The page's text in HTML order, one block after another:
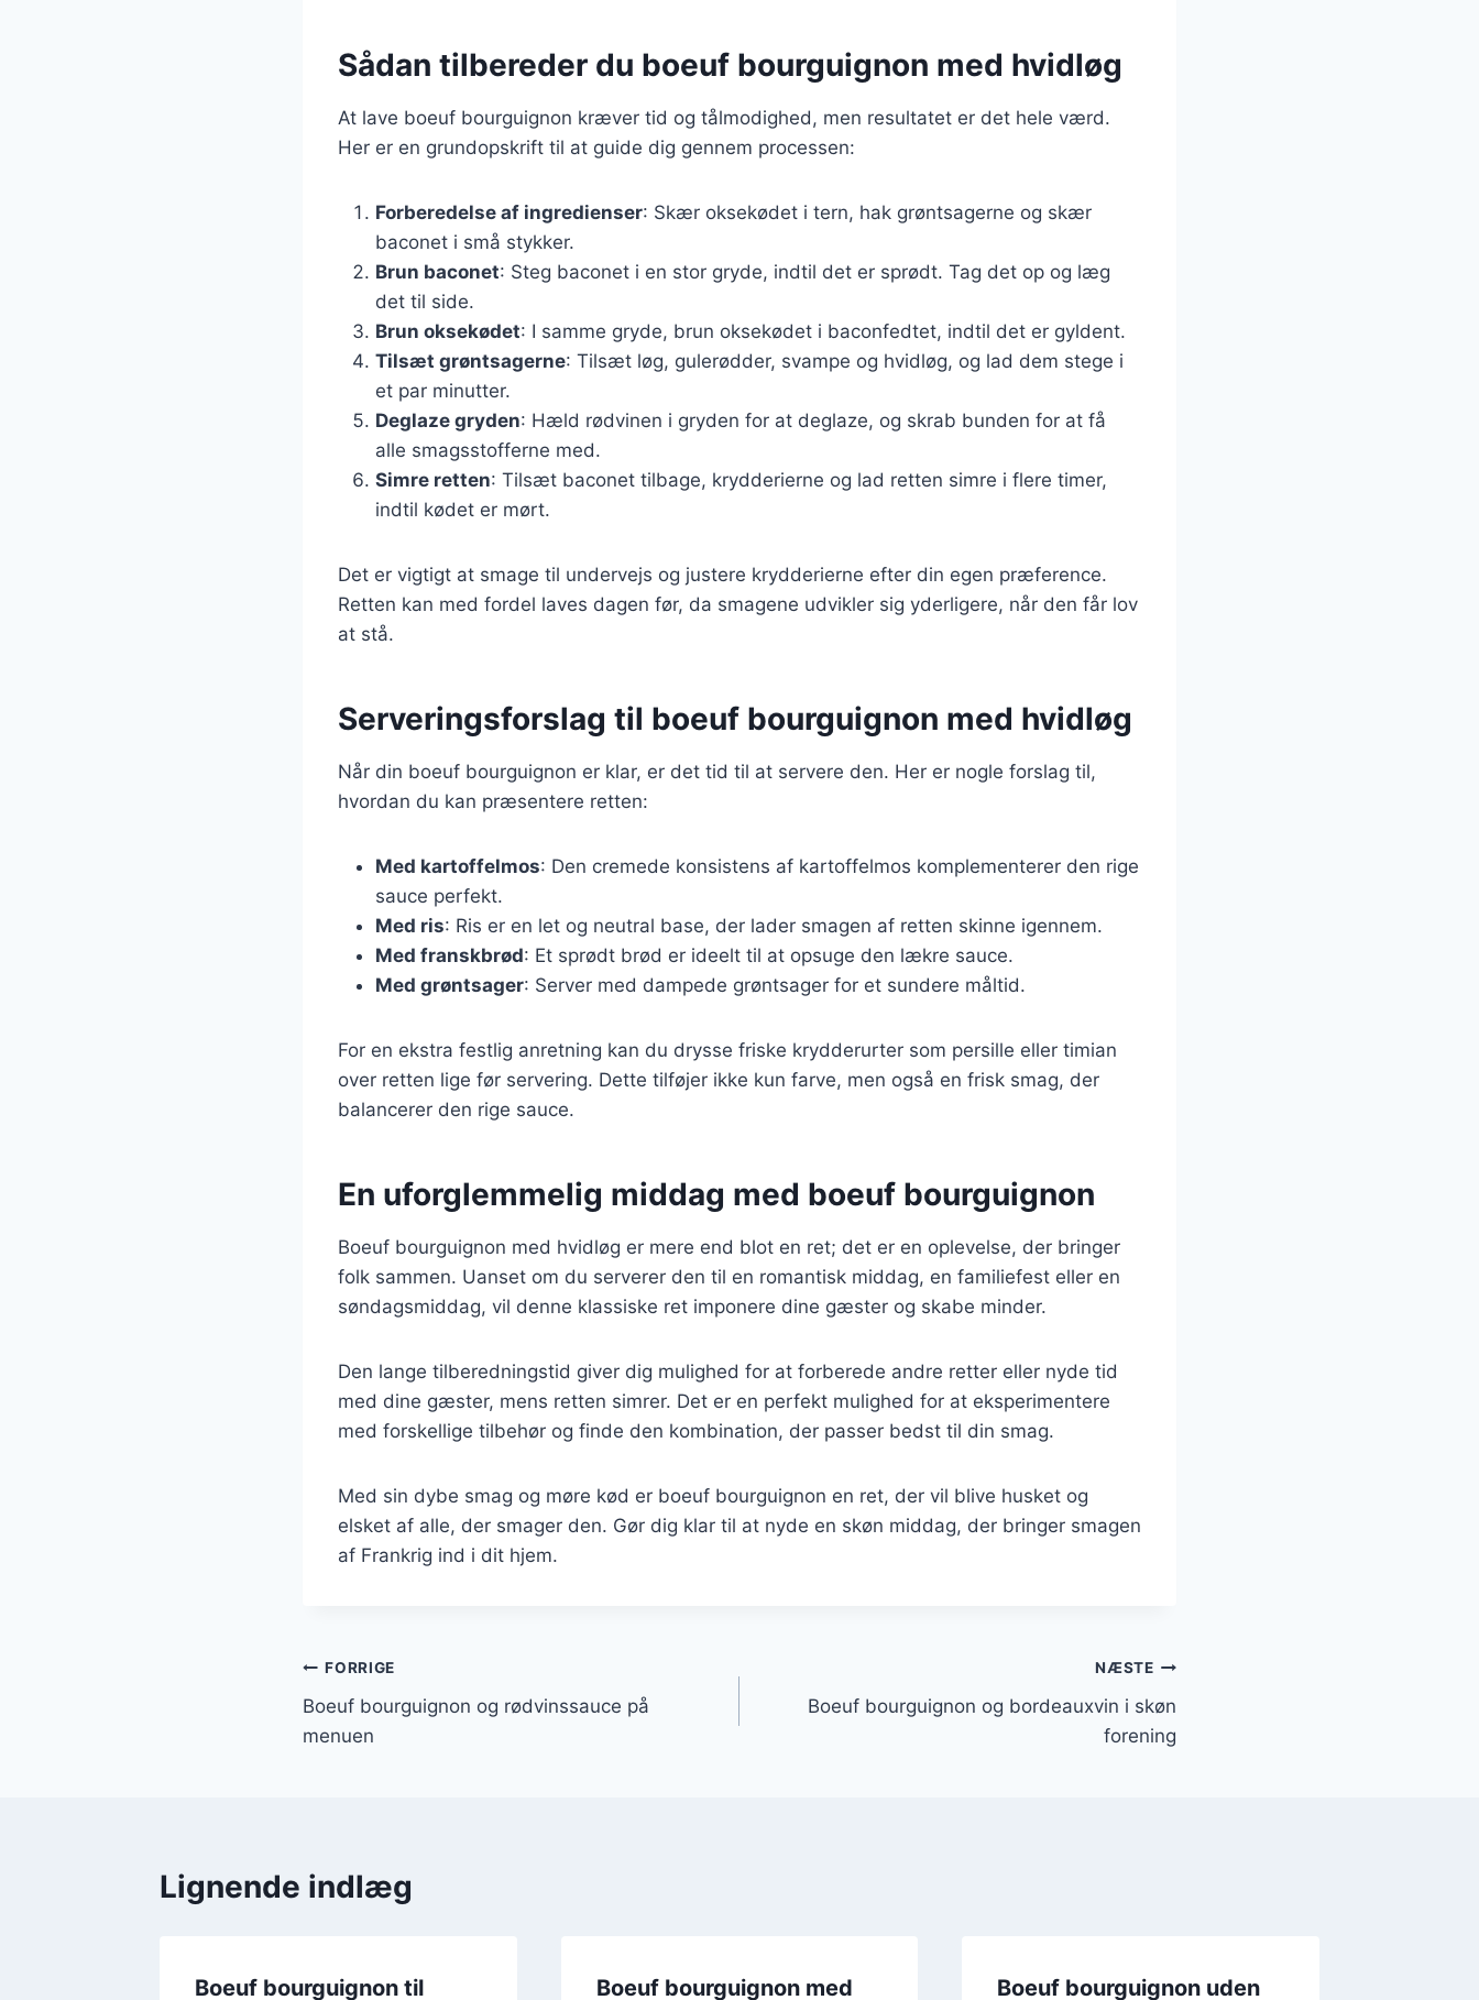
Sådan tilbereder du boeuf bourguignon med hvidløg
At lave boeuf bourguignon kræver tid og tålmodighed, men resultatet er det hele værd.
Her er en grundopskrift til at guide dig gennem processen:
Forberedelse af ingredienser: Skær oksekødet i tern, hak grøntsagerne og skær
baconet i små stykker.
Brun baconet: Steg baconet i en stor gryde, indtil det er sprødt. Tag det op og læg
det til side.
Brun oksekødet: I samme gryde, brun oksekødet i baconfedtet, indtil det er gyldent.
Tilsæt grøntsagerne: Tilsæt løg, gulerødder, svampe og hvidløg, og lad dem stege i
et par minutter.
Deglaze gryden: Hæld rødvinen i gryden for at deglaze, og skrab bunden for at få
alle smagsstofferne med.
Simre retten: Tilsæt baconet tilbage, krydderierne og lad retten simre i flere timer,
indtil kødet er mørt.
Det er vigtigt at smage til undervejs og justere krydderierne efter din egen præference.
Retten kan med fordel laves dagen før, da smagene udvikler sig yderligere, når den får lov
at stå.
Serveringsforslag til boeuf bourguignon med hvidløg
Når din boeuf bourguignon er klar, er det tid til at servere den. Her er nogle forslag til,
hvordan du kan præsentere retten:
Med kartoffelmos: Den cremede konsistens af kartoffelmos komplementerer den rige
sauce perfekt.
Med ris: Ris er en let og neutral base, der lader smagen af retten skinne igennem.
Med franskbrød: Et sprødt brød er ideelt til at opsuge den lækre sauce.
Med grøntsager: Server med dampede grøntsager for et sundere måltid.
For en ekstra festlig anretning kan du drysse friske krydderurter som persille eller timian
over retten lige før servering. Dette tilføjer ikke kun farve, men også en frisk smag, der
balancerer den rige sauce.
En uforglemmelig middag med boeuf bourguignon
Boeuf bourguignon med hvidløg er mere end blot en ret; det er en oplevelse, der bringer
folk sammen. Uanset om du serverer den til en romantisk middag, en familiefest eller en
søndagsmiddag, vil denne klassiske ret imponere dine gæster og skabe minder.
Den lange tilberedningstid giver dig mulighed for at forberede andre retter eller nyde tid
med dine gæster, mens retten simrer. Det er en perfekt mulighed for at eksperimentere
med forskellige tilbehør og finde den kombination, der passer bedst til din smag.
Med sin dybe smag og møre kød er boeuf bourguignon en ret, der vil blive husket og
elsket af alle, der smager den. Gør dig klar til at nyde en skøn middag, der bringer smagen
af Frankrig ind i dit hjem.
Indlægsnavigation
FORRIGE
Boeuf bourguignon og rødvinssauce på
menuen
NÆSTE
Boeuf bourguignon og bordeauxvin i skøn
forening
Lignende indlæg
Boeuf bourguignon til Boeuf bourguignon med Boeuf bourguignon uden